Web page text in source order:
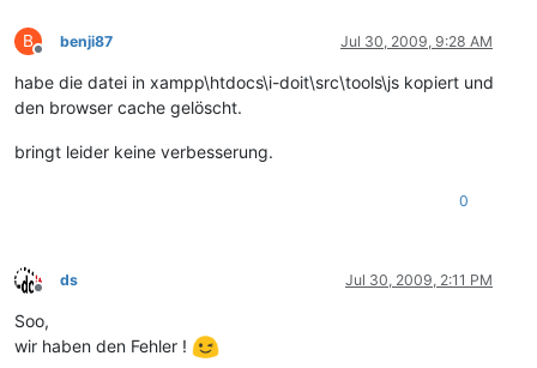
B
Offline
benji87 Jul 30, 2009, 9:28 AM
habe die datei in xampp\htdocs\i-doit\src\tools\js kopiert und
den browser cache gelöscht.
bringt leider keine verbesserung.
0
Offline
ds Jul 30, 2009, 2:11 PM
Soo,
wir haben den Fehler !